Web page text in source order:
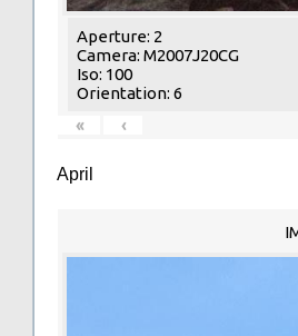
Aperture: 2
Camera: M2007J20CG
Iso: 100
Orientation: 6
«
‹
April